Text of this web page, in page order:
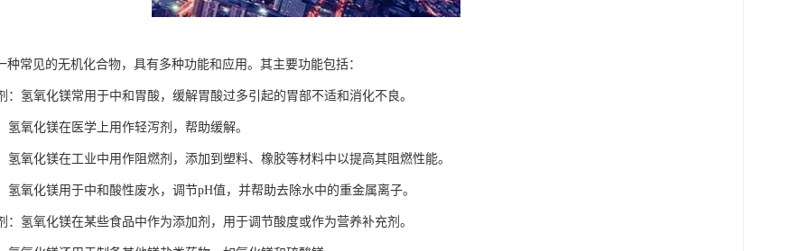
种常见的无机化合物，具有多种功能和应用。其主要功能包括：
：氢氧化镁常用于中和胃酸，缓解胃酸过多引起的胃部不适和消化不良。
氢氧化镁在医学上用作轻泻剂，帮助缓解。
氢氧化镁在工业中用作阻燃剂，添加到塑料、橡胶等材料中以提高其阻燃性能。
氢氧化镁用于中和酸性废水，调节pH值，并帮助去除水中的重金属离子。
：氢氧化镁在某些食品中作为添加剂，用于调节酸度或作为营养补充剂。